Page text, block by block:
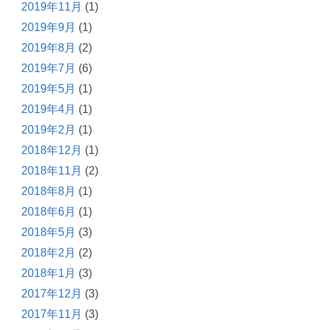
2019年11月 (1)
2019年9月 (1)
2019年8月 (2)
2019年7月 (6)
2019年5月 (1)
2019年4月 (1)
2019年2月 (1)
2018年12月 (1)
2018年11月 (2)
2018年8月 (1)
2018年6月 (1)
2018年5月 (3)
2018年2月 (2)
2018年1月 (3)
2017年12月 (3)
2017年11月 (3)